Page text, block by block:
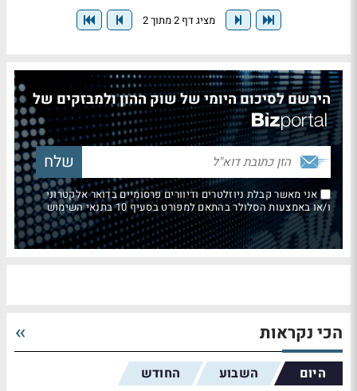
מציג דף 2 מתוך 2
הירשם לסיכום היומי של שוק ההון ולמבזקים של
אני מאשר קבלת ניוזלטרים ודיוורים פרסומיים בדואר אלקטרוני
ו/או באמצעות הסלולר בהתאם למפורט בסעיף 10 בתנאי השימוש
הכי נקראות
היום השבוע החודש